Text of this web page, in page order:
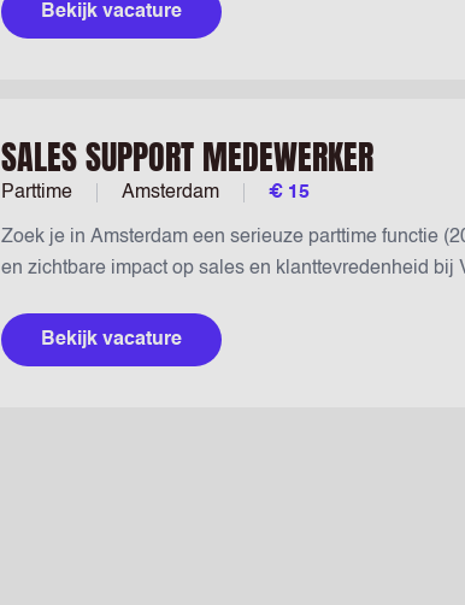
Bekijk vacature
SALES SUPPORT MEDEWERKER
Parttime Amsterdam € 15
Zoek je in Amsterdam een serieuze parttime functie
en zichtbare impact op sales en klanttevredenheid bij
Bekijk vacature